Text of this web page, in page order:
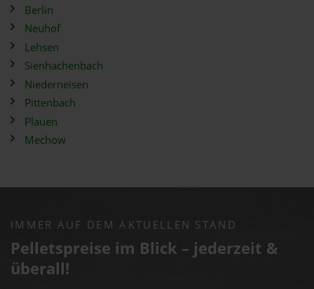
Berlin
Neuhof
Lehsen
Sienhachenbach
Niederneisen
Pittenbach
Plauen
Mechow
IMMER AUF DEM AKTUELLEN STAND
Pelletspreise im Blick – jederzeit &
überall!